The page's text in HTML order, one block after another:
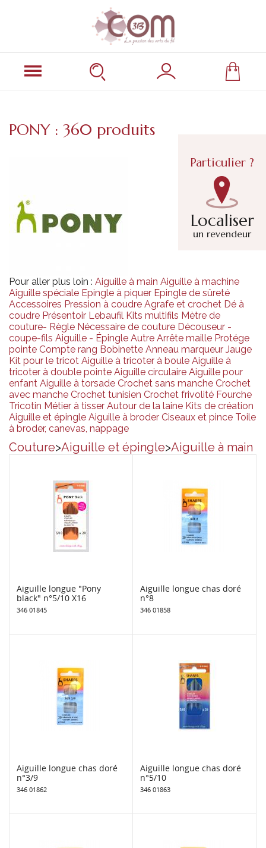
Particulier ?
Localiser
un revendeur
PONY : 360 produits
Pour aller plus loin : Aiguille à main Aiguille à machine
Aiguille spéciale Epingle à piquer Epingle de sûreté
Accessoires Pression à coudre Agrafe et crochet Dé à
coudre Présentoir Lebaufil Kits multifils Mètre de
couture- Règle Nécessaire de couture Découseur -
coupe-fils Aiguille - Épingle Autre Arrête maille Protége
pointe Compte rang Bobinette Anneau marqueur Jauge
Kit pour le tricot Aiguille à tricoter à boule Aiguille à
tricoter à double pointe Aiguille circulaire Aiguille pour
enfant Aiguille à torsade Crochet sans manche Crochet
avec manche Crochet tunisien Crochet frivolité Fourche
Tricotin Métier à tisser Autour de la laine Kits de création
Aiguille et épingle Aiguille à broder Ciseaux et pince Toile
à broder, canevas, nappage
Couture>Aiguille et épingle>Aiguille à main
Aiguille longue "Pony
black" n°5/10 X16
346 01845
Aiguille longue chas doré
n°8
346 01858
Aiguille longue chas doré
n°3/9
346 01862
Aiguille longue chas doré
n°5/10
346 01863